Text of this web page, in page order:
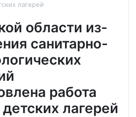
лагерей
области из-
санитарно-
работа
лагерей